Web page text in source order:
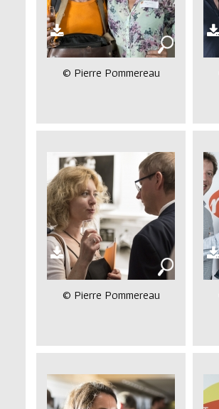
© Pierre Pommereau
© Pierre Pommereau